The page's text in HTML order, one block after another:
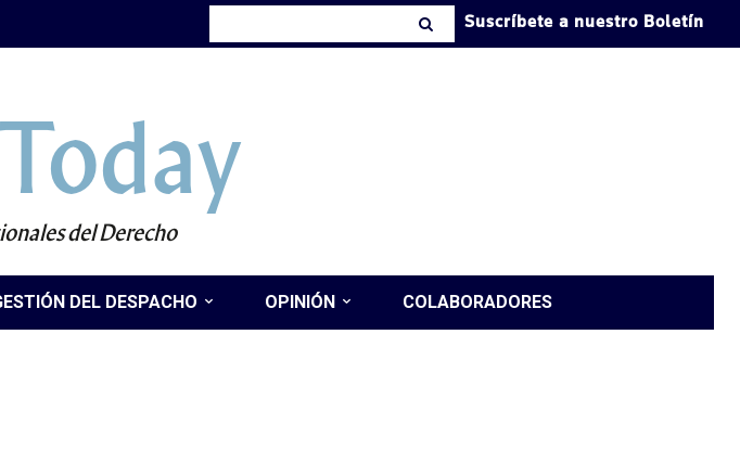
Suscríbete a nuestro Boletín
del Derecho
DEL DESPACHO OPINIÓN COLABORADORES